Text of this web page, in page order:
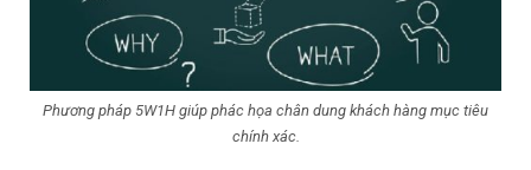
Phương pháp 5W1H giúp phác họa chân dung khách hàng mục tiêu
chính xác.